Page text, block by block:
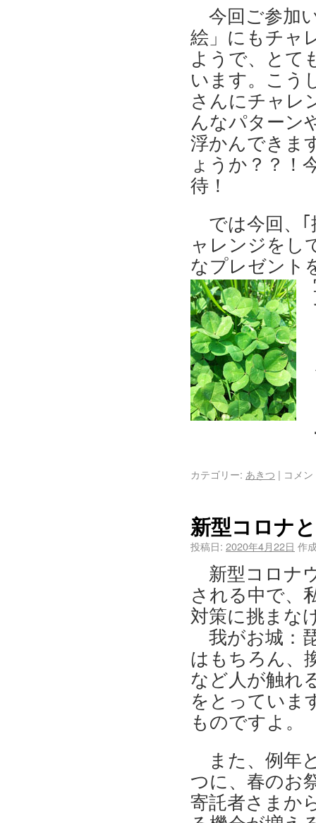
今回ご参加
絵」にもチャ
ようで、とて
います。こう
さんにチャレ
んなパターン
浮かんできま
ょうか？？！
待！
では今回、
ャレンジをし
なプレゼント
カテゴリー: あきつ | コメ
新型コロナ
投稿日: 2020年4月22日 作
新型コロナ
される中で、
対策に挑まな
我がお城：
はもちろん、
など人が触れ
をとっていま
ものですよ。
また、例年
つに、春のお
寄託者さまか